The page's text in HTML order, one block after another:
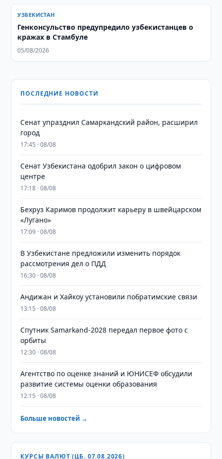
УЗБЕКИСТАН
Генконсульство предупредило узбекистанцев о
кражах в Стамбуле
05/08/2026
ПОСЛЕДНИЕ НОВОСТИ
Сенат упразднил Самаркандский район, расширил
город
17:45 · 08/08
Сенат Узбекистана одобрил закон о цифровом
центре
17:18 · 08/08
Бехруз Каримов продолжит карьеру в швейцарском
«Лугано»
17:09 · 08/08
В Узбекистане предложили изменить порядок
рассмотрения дел о ПДД
16:30 · 08/08
Андижан и Хайкоу установили побратимские связи
13:15 · 08/08
Спутник Samarkand-2028 передал первое фото с
орбиты
12:30 · 08/08
Агентство по оценке знаний и ЮНИСЕФ обсудили
развитие системы оценки образования
12:15 · 08/08
Больше новостей →
КУРСЫ ВАЛЮТ (ЦБ, 07.08.2026)